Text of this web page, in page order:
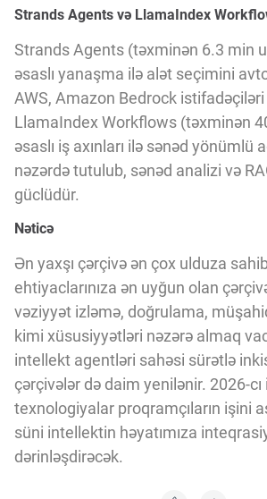
Strands Agents və LlamaIndex
Strands Agents (təxminən 6.3 min
əsaslı yanaşma ilə alət seçimini
AWS, Amazon Bedrock
LlamaIndex Workflows (təxminən
əsaslı iş axınları ilə sənəd yönümlü
nəzərdə tutulub, sənəd analizi və
güclüdür.
Nəticə
Ən yaxşı çərçivə ən çox ulduza
ehtiyaclarınıza ən uyğun olan
vəziyyət izləmə, doğrulama,
kimi xüsusiyyətləri nəzərə almaq
intellekt agentləri sahəsi sürətlə
çərçivələr də daim yenilənir. 2026-cı
texnologiyalar proqramçıların işini
süni intellektin həyatımıza
dərinləşdirəcək.